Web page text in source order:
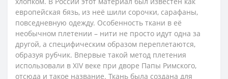
европейская бязь, из неё шили сорочки, сарафаны,
повседневную одежду. Особенность ткани в её
необычном плетении – нити не просто идут одна за
другой, а специфическим образом переплетаются,
образуя рубчик. Впервые такой метод плетения
использовали в XIV веке при дворе Папы Римского,
отсюда и такое название. Ткань была создана для